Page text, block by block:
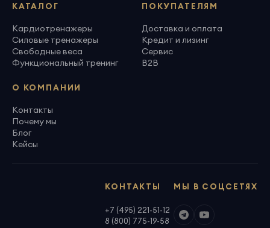
КАТАЛОГ
Кардиотренажеры
Силовые тренажеры
Свободные веса
Функциональный тренинг
ПОКУПАТЕЛЯМ
Доставка и оплата
Кредит и лизинг
Сервис
B2B
О КОМПАНИИ
Контакты
Почему мы
Блог
Кейсы
МЫ В СОЦСЕТЯХ
КОНТАКТЫ
+7 (495) 221-51-12
8 (800) 775-19-58